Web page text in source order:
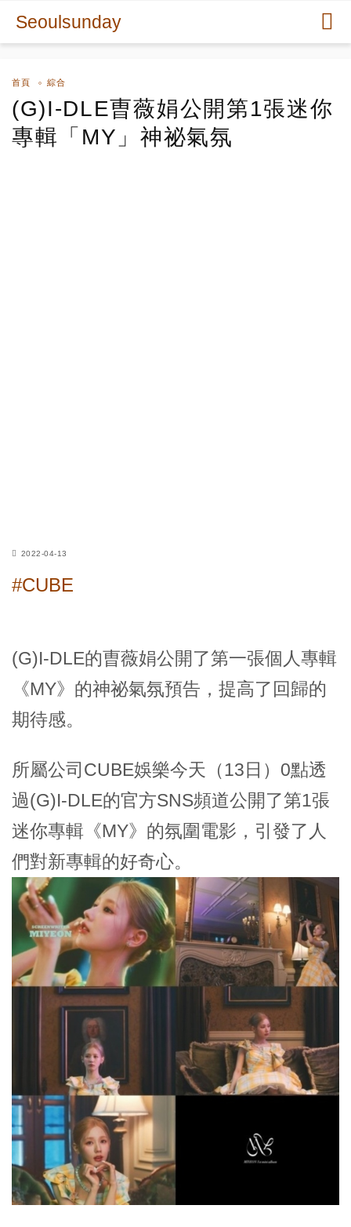
Seoulsunday
首頁 綜合
(G)I-DLE曺薇娟公開第1張迷你
專輯「MY」神祕氣氛
2022-04-13
#CUBE
(G)I-DLE的曺薇娟公開了第一張個人專輯
《MY》的神祕氣氛預告，提高了回歸的
期待感。
所屬公司CUBE娛樂今天（13日）0點透
過(G)I-DLE的官方SNS頻道公開了第1張
迷你專輯《MY》的氛圍電影，引發了人
們對新專輯的好奇心。